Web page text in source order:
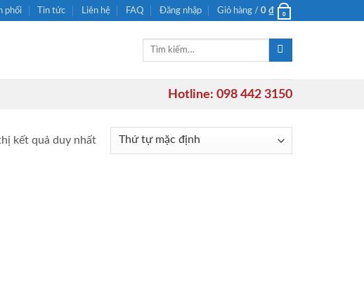
phối Tin tức Liên hệ FAQ Đăng nhập Giỏ hàng / 0 ₫ 0
Tìm
Hotline: 098 442 3150
kết quả duy nhất